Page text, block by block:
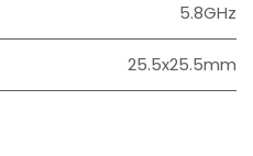
5.8GHz
25.5x25.5mm